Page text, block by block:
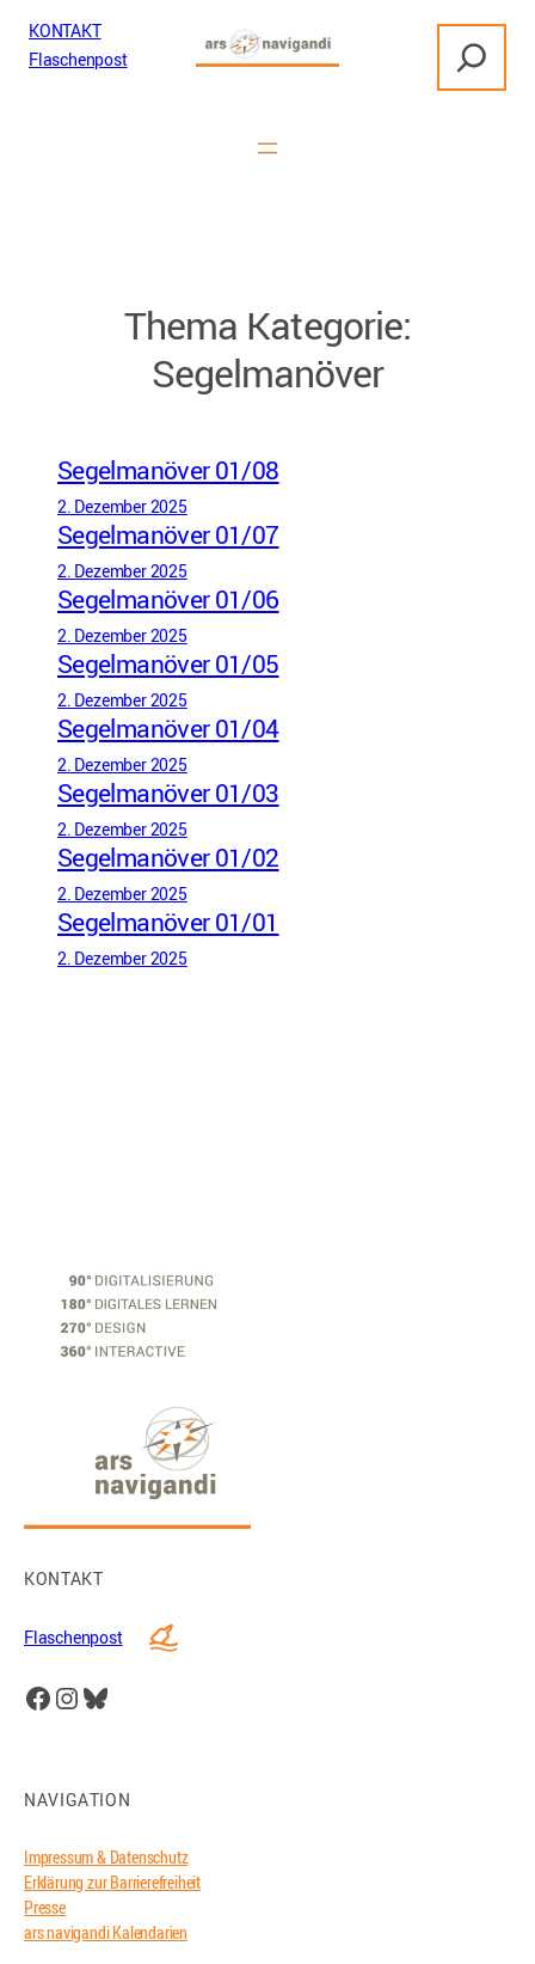
Zum
Inhalt
KONTAKT
Flaschenpost
c
Thema Kategorie:
Segelmanöver
Segelmanöver 01/08
2. Dezember 2025
Segelmanöver 01/07
2. Dezember 2025
Segelmanöver 01/06
2. Dezember 2025
Segelmanöver 01/05
2. Dezember 2025
Segelmanöver 01/04
2. Dezember 2025
Segelmanöver 01/03
2. Dezember 2025
Segelmanöver 01/02
2. Dezember 2025
Segelmanöver 01/01
2. Dezember 2025
KONTAKT
Flaschenpost
Facebook InstagramBluesky
NAVIGATION
Impressum & Datenschutz
Erklärung zur Barrierefreiheit
Presse
ars navigandi Kalendarien